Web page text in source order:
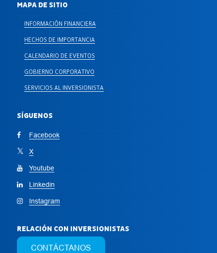
MAPA DE SITIO
INFORMACIÓN FINANCIERA
HECHOS DE IMPORTANCIA
CALENDARIO DE EVENTOS
GOBIERNO CORPORATIVO
SERVICIOS AL INVERSIONISTA
SÍGUENOS
Facebook
X
Youtube
Linkedin
Instagram
RELACIÓN CON INVERSIONISTAS
CONTÁCTANOS